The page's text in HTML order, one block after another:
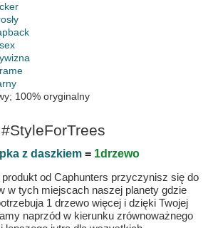
100% oryginalny
#StyleForTrees
z daszkiem= 1drzewo
od Caphunters przyczynisz się do
w tych miejscach naszej planety gdzie
1 drzewo więcej i dzięki Twojej
naprzód w kierunku zrównoważnego